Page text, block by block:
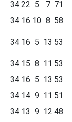
34 22 5 7 71
34 16 10 8 58
34 16 5 13 53
34 15 8 11 53
34 16 5 13 53
34 14 9 11 51
34 13 9 12 48